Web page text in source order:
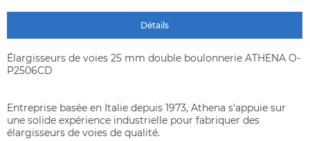
Détails
Élargisseurs de voies 25 mm double boulonnerie ATHENA O-
P2506CD
Entreprise basée en Italie depuis 1973, Athena s'appuie sur
une solide expérience industrielle pour fabriquer des
élargisseurs de voies de qualité.